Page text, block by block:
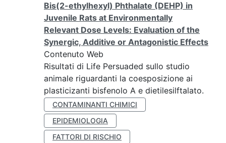
Bis(2-ethylhexyl) Phthalate (DEHP) in
Juvenile Rats at Environmentally
Relevant Dose Levels: Evaluation of the
Synergic, Additive or Antagonistic Effects
Contenuto Web
Risultati di Life Persuaded sullo studio
animale riguardanti la coesposizione ai
plasticizanti bisfenolo A e dietilesilftalato.
CONTAMINANTI CHIMICI
EPIDEMIOLOGIA
FATTORI DI RISCHIO